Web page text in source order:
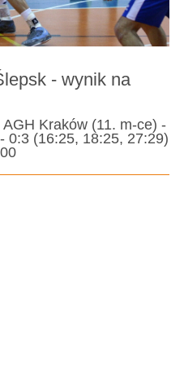
- wynik na
Kraków (11. m-ce) -
0:3 (16:25, 18:25, 27:29)